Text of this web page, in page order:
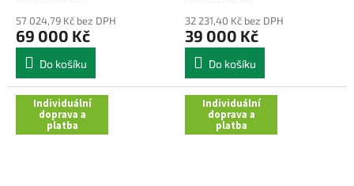
57 024,79 Kč bez DPH
69 000 Kč
Do košíku
32 231,40 Kč bez DPH
39 000 Kč
Do košíku
Individuální
doprava a
platba
Individuální
doprava a
platba